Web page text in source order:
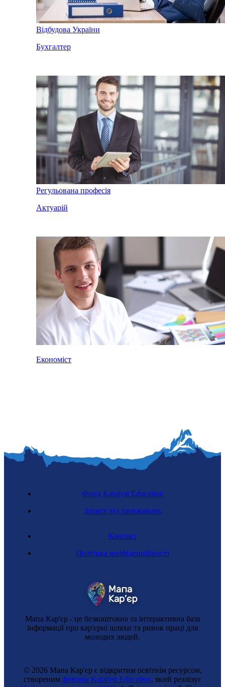
Відбудова України
Бухгалтер
Регульована професія
Актуарій
Економіст
Мапа Кар'єр - це безкоштовна та інтерактивна база
інформації про кар'єрні шляхи та ринок праці для
молодих людей.
Контакт
Політика конфіденційності
Фонд Katalyst Education
Захист від зловживань
© 2026 Мапа Кар'єр є відкритим освітнім ресурсом,
створеним фондом Katalyst Education, який реалізує